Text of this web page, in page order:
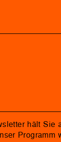
hält Sie
Programm